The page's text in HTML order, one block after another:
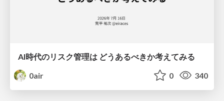
AI時代のリスク管理は どうあるべきか考えてみる
0air
0 340